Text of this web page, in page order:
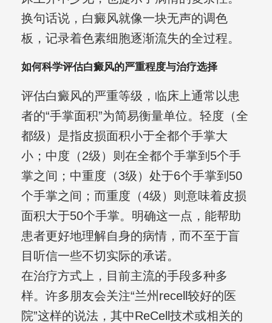
换句话说，白癜风就像一块无声的调色
板，记录着色素细胞逐渐流失的全过程。
如何科学评估白癜风的严重程度与治疗选择
评估白癜风的严重等级，临床上通常以患
者的“手掌面积”为简易衡量单位。轻度（全
都级）是指皮损面积小于全都个手掌大
小；中度（2级）则在全都个手掌到5个手
掌之间；中重度（3级）处于6个手掌到50
个手掌之间；而重度（4级）则意味着皮损
面积大于50个手掌。明确这一点，能帮助
患者更好地理解自身的病情，而不至于盲
目听信一些不切实际的承诺。
在治疗方式上，目前主流的手段多种多
样。许多朋友会关注“兰州recell较好的医
院”这样的说法，其中ReCell技术或相关的